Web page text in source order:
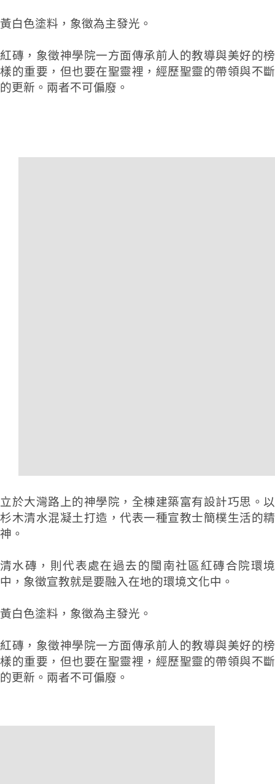
黃白色塗料，象徵為主發光。
紅磚，象徵神學院一方面傳承前人的教導與美好的榜
樣的重要，但也要在聖靈裡，經歷聖靈的帶領與不斷
的更新。兩者不可偏廢。
立於大灣路上的神學院，全棟建築富有設計巧思。以
杉木清水混凝土打造， 代表一種宣教士簡樸生活的精
神。
清水磚，則代表處在過去的閩南社區紅磚合院環境
中，象徵宣教就是要融入在地的環境文化中。
黃白色塗料，象徵為主發光。
紅磚，象徵神學院一方面傳承前人的教導與美好的榜
樣的重要，但也要在聖靈裡，經歷聖靈的帶領與不斷
的更新。兩者不可偏廢。